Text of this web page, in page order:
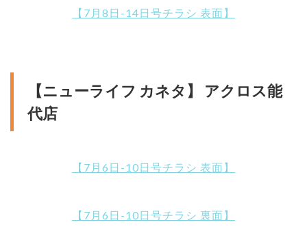
【7月8日-14日号チラシ 表面】
【ニューライフ カネタ】 アクロス能
代店
【7月6日-10日号チラシ 表面】
【7月6日-10日号チラシ 裏面】